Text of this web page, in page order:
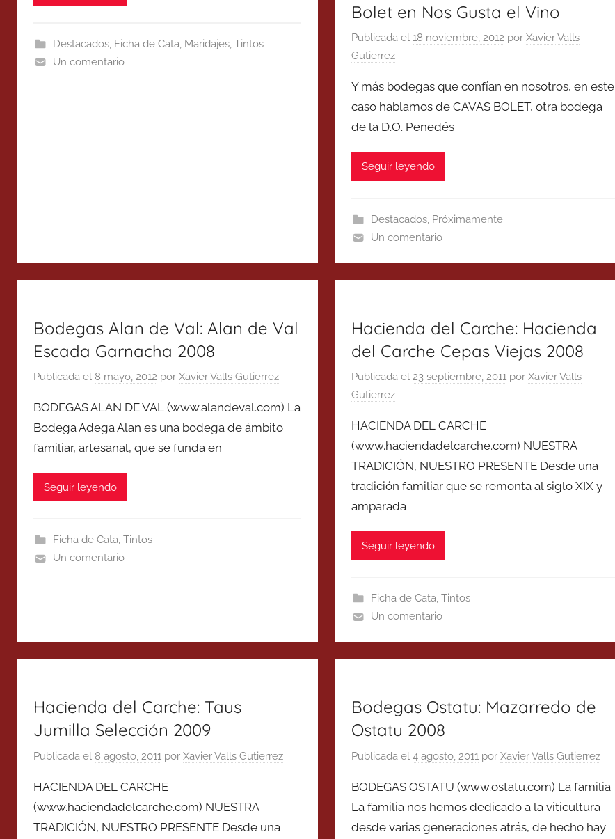
Destacados, Ficha de Cata Maridajes, Tintos
Un comentario
Bolet en Nos Gusta el Vino
Publicada el18 noviembre, 2012 porXavier Valls
Gutierrez
Y más bodegas que confían en nosotros, en este
caso hablamos de CAVAS BOLET, otra bodega
de la D.O. Penedés
Seguir leyendo
Destacados, Próximamente
Un comentario
Bodegas Alan de Val: Alan de Val
Escada Garnacha 2008
Publicada el 8 mayo, 2012 por Xavier Valls Gutierrez
BODEGAS ALAN DE VAL (www.alandeval.com) La
Bodega Adega Alan es una bodega de ámbito
familiar, artesanal, que se funda en
Seguir leyendo
Ficha de Cata, Tintos
Un comentario
Hacienda del Carche: Hacienda
del Carche Cepas Viejas 2008
Publicada el23 septiembre, 2011 porXavier Valls
Gutierrez
HACIENDA DEL CARCHE
(www.haciendadelcarche.com) NUESTRA
TRADICIÓN, NUESTRO PRESENTE Desde una
tradición familiar que se remonta al siglo XIX y
amparada
Seguir leyendo
Ficha de Cata, Tintos
Un comentario
Hacienda del Carche: Taus
Jumilla Selección 2009
Publicada el 8 agosto, 2011 por Xavier Valls Gutierrez
HACIENDA DEL CARCHE
(www.haciendadelcarche.com) NUESTRA
TRADICIÓN, NUESTRO PRESENTE Desde una
Bodegas Ostatu: Mazarredo de
Ostatu 2008
Publicada el4 agosto, 2011 porXavier Valls Gutierrez
BODEGAS OSTATU (www.ostatu.com) La familia
La familia nos hemos dedicado a la viticultura
desde varias generaciones atrás, de hecho hay